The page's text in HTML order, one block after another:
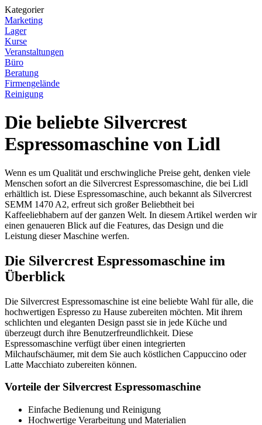
Kategorier
Marketing
Lager
Kurse
Veranstaltungen
Büro
Beratung
Firmengelände
Reinigung
Die beliebte Silvercrest
Espressomaschine von Lidl
Wenn es um Qualität und erschwingliche Preise geht, denken viele
Menschen sofort an die Silvercrest Espressomaschine, die bei Lidl
erhältlich ist. Diese Espressomaschine, auch bekannt als Silvercrest
SEMM 1470 A2, erfreut sich großer Beliebtheit bei
Kaffeeliebhabern auf der ganzen Welt. In diesem Artikel werden wir
einen genaueren Blick auf die Features, das Design und die
Leistung dieser Maschine werfen.
Die Silvercrest Espressomaschine im
Überblick
Die Silvercrest Espressomaschine ist eine beliebte Wahl für alle, die
hochwertigen Espresso zu Hause zubereiten möchten. Mit ihrem
schlichten und eleganten Design passt sie in jede Küche und
überzeugt durch ihre Benutzerfreundlichkeit. Diese
Espressomaschine verfügt über einen integrierten
Milchaufschäumer, mit dem Sie auch köstlichen Cappuccino oder
Latte Macchiato zubereiten können.
Vorteile der Silvercrest Espressomaschine
Einfache Bedienung und Reinigung
Hochwertige Verarbeitung und Materialien